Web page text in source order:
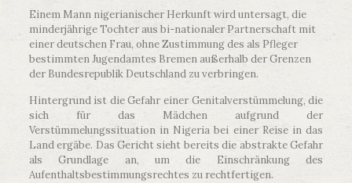
Einem Mann nigerianischer Herkunft wird untersagt, die
minderjährige Tochter aus bi-nationaler Partnerschaft mit
einer deutschen Frau, ohne Zustimmung des als Pfleger
bestimmten Jugendamtes Bremen außerhalb der Grenzen
der Bundesrepublik Deutschland zu verbringen.
Hintergrund ist die Gefahr einer Genitalverstümmelung, die
sich für das Mädchen aufgrund der
Verstümmelungssituation in Nigeria bei einer Reise in das
Land ergäbe. Das Gericht sieht bereits die abstrakte Gefahr
als Grundlage an, um die Einschränkung des
Aufenthaltsbestimmungsrechtes zu rechtfertigen.